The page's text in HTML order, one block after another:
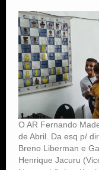
Estude Xadrez
O AR Fernando
de Abril. Da esq p/
Breno Liberman e
Henrique Jacuru